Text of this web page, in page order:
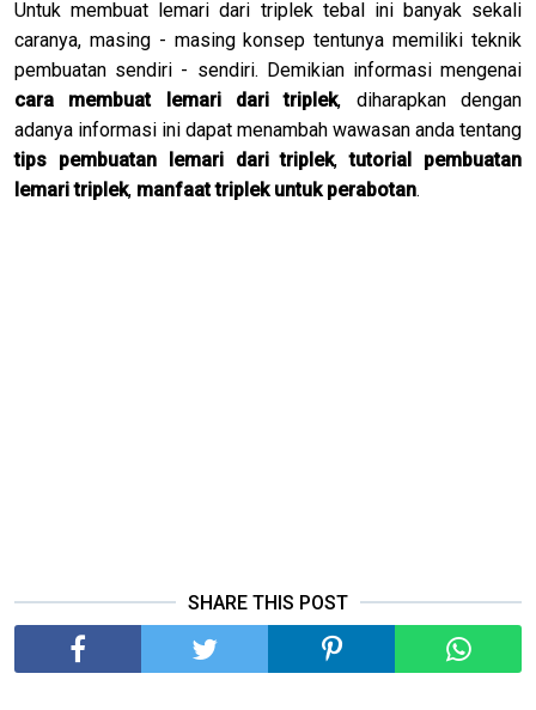
Untuk membuat lemari dari triplek tebal ini banyak sekali
caranya, masing - masing konsep tentunya memiliki teknik
pembuatan sendiri - sendiri. Demikian informasi mengenai
cara membuat lemari dari triplek, diharapkan dengan
adanya informasi ini dapat menambah wawasan anda tentang
tips pembuatan lemari dari triplek,tutorial pembuatan
lemari triplek, manfaat triplek untuk perabotan.
SHARE THIS POST